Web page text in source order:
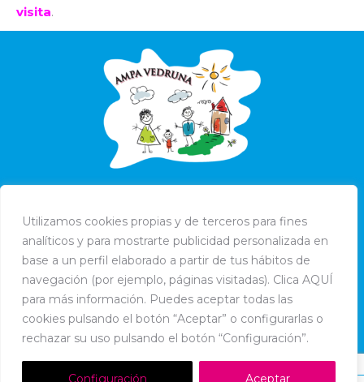
Utilizamos cookies propias y de terceros para fines
analíticos y para mostrarte publicidad personalizada en
base a un perfil elaborado a partir de tus hábitos de
navegación (por ejemplo, páginas visitadas). Clica AQUÍ
para más información. Puedes aceptar todas las
cookies pulsando el botón “Aceptar” o configurarlas o
rechazar su uso pulsando el botón “Configuración”.
Configuración Aceptar
visita.